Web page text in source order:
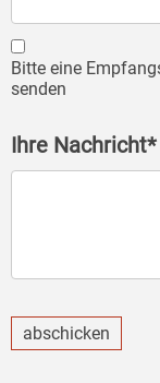
Bitte eine
senden
Ihre Nachricht*
abschicken